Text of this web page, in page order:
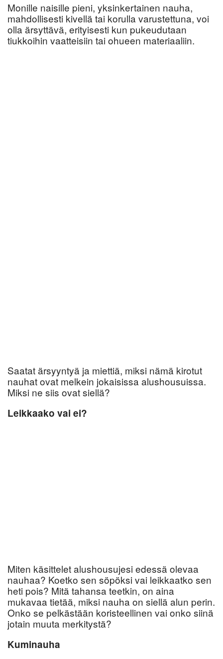
Monille naisille pieni, yksinkertainen nauha,
mahdollisesti kivellä tai korulla varustettuna, voi
olla ärsyttävä, erityisesti kun pukeudutaan
tiukkoihin vaatteisiin tai ohueen materiaaliin.
Saatat ärsyyntyä ja miettiä, miksi nämä kirotut
nauhat ovat melkein jokaisissa alushousuissa.
Miksi ne siis ovat siellä?
Leikkaako vai ei?
Miten käsittelet alushousujesi edessä olevaa
nauhaa? Koetko sen söpöksi vai leikkaatko sen
heti pois? Mitä tahansa teetkin, on aina
mukavaa tietää, miksi nauha on siellä alun perin.
Onko se pelkästään koristeellinen vai onko siinä
jotain muuta merkitystä?
Kuminauha